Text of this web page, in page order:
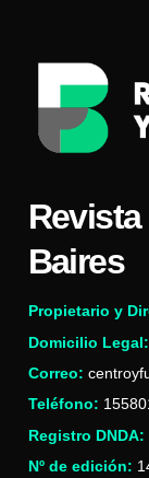
Baires
Propietario y
Domicilio Legal:
Correo:
Teléfono:
Registro DNDA:
Nº de edición: